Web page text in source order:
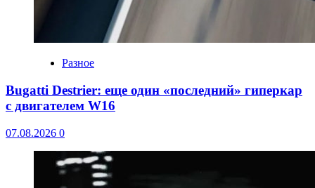
Разное
Bugatti Destrier: еще один «последний» гиперкар
с двигателем W16
07.08.2026 0